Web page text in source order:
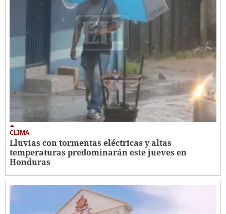
CLIMA
Lluvias con tormentas eléctricas y altas
temperaturas predominarán este jueves en
Honduras